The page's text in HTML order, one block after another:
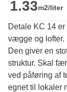
1.33m2/liter
Detale KC 14
vægge og lofter.
Den giver en
struktur. Skal
ved påføring af
egnet til lokaler